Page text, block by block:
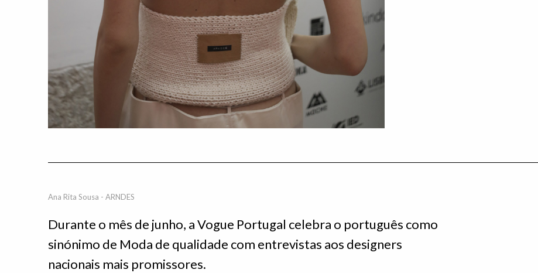
Ana Rita Sousa - ARNDES
Durante o mês de junho, a Vogue Portugal celebra o português como
sinónimo de Moda de qualidade com entrevistas aos designers
nacionais mais promissores.